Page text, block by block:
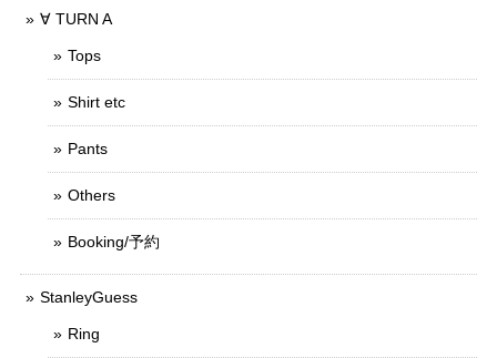
∀ TURN A
Tops
Shirt etc
Pants
Others
Booking/予約
StanleyGuess
Ring